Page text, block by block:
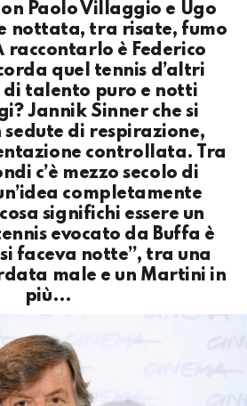
Paolo Villaggio e Ugo
nottata, tra risate, fumo
raccontarlo è Federico
quel tennis d’altri
talento puro e notti
Jannik Sinner che si
di respirazione,
controllata. Tra
c’è mezzo secolo di
completamente
significhi essere un
evocato da Buffa è
faceva notte”, tra una
male e un Martini in
più…